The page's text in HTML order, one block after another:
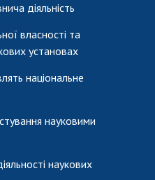
діяльність
власності та
установах
національне
науковими
наукових